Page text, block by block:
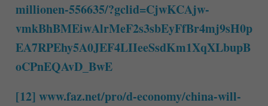
millionen-556635/?gclid=CjwKCAjw-
vmkBhBMEiwAlrMeF2s3sbEyFfBr4mj9sH0p
EA7RPEhy5A0JEF4LIIeeSsdKm1XqXLbupB
oCPnEQAvD_BwE
[12] www.faz.net/pro/d-economy/china-will-